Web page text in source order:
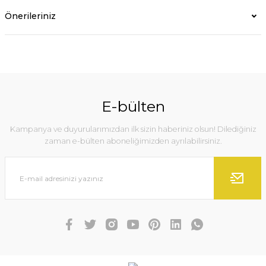
Önerileriniz
E-bülten
Kampanya ve duyurularımızdan ilk sizin haberiniz olsun! Dilediğiniz
zaman e-bülten aboneliğimizden ayrılabilirsiniz.